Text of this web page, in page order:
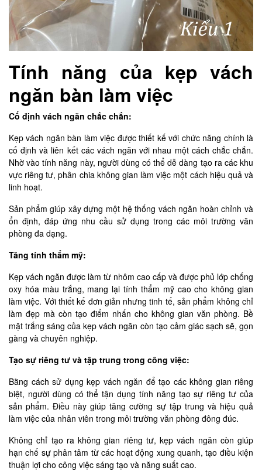
Tính năng của kẹp vách
ngăn bàn làm việc
Cố định vách ngăn chắc chắn:
Kẹp vách ngăn bàn làm việc được thiết kế với chức năng chính là
cố định và liên kết các vách ngăn với nhau một cách chắc chắn.
Nhờ vào tính năng này, người dùng có thể dễ dàng tạo ra các khu
vực riêng tư, phân chia không gian làm việc một cách hiệu quả và
linh hoạt.
Sản phẩm giúp xây dựng một hệ thống vách ngăn hoàn chỉnh và
ổn định, đáp ứng nhu cầu sử dụng trong các môi trường văn
phòng đa dạng.
Tăng tính thẩm mỹ:
Kẹp vách ngăn được làm từ nhôm cao cấp và được phủ lớp chống
oxy hóa màu trắng, mang lại tính thẩm mỹ cao cho không gian
làm việc. Với thiết kế đơn giản nhưng tinh tế, sản phẩm không chỉ
làm đẹp mà còn tạo điểm nhấn cho không gian văn phòng. Bề
mặt trắng sáng của kẹp vách ngăn còn tạo cảm giác sạch sẽ, gọn
gàng và chuyên nghiệp.
Tạo sự riêng tư và tập trung trong công việc:
Bằng cách sử dụng kẹp vách ngăn để tạo các không gian riêng
biệt, người dùng có thể tận dụng tính năng tạo sự riêng tư của
sản phẩm. Điều này giúp tăng cường sự tập trung và hiệu quả
làm việc của nhân viên trong môi trường văn phòng đông đúc.
Không chỉ tạo ra không gian riêng tư, kẹp vách ngăn còn giúp
hạn chế sự phân tâm từ các hoạt động xung quanh, tạo điều kiện
thuận lợi cho công việc sáng tạo và năng suất cao.